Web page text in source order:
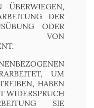
ÜBERWIEGEN,
DER
ODER
VON
UM
HABEN
WIDERSPRUCH
SIE